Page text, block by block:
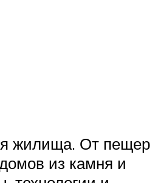
жилища. От пещер
из камня и